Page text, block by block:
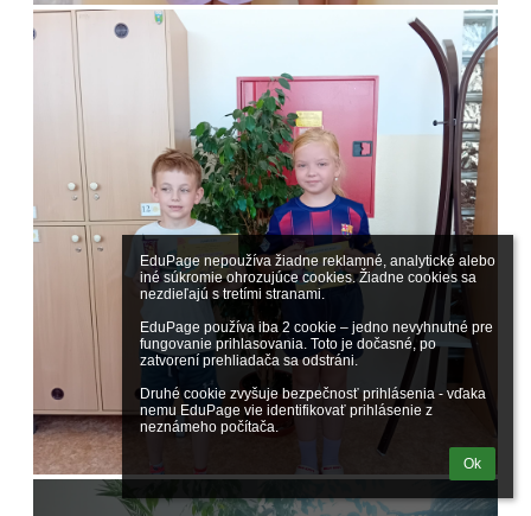
EduPage nepoužíva žiadne reklamné, analytické alebo
iné súkromie ohrozujúce cookies. Žiadne cookies sa
nezdieľajú s tretími stranami.
EduPage používa iba 2 cookie – jedno nevyhnutné pre
fungovanie prihlasovania. Toto je dočasné, po
zatvorení prehliadača sa odstráni.
Druhé cookie zvyšuje bezpečnosť prihlásenia - vďaka
nemu EduPage vie identifikovať prihlásenie z
neznámeho počítača.
Ok